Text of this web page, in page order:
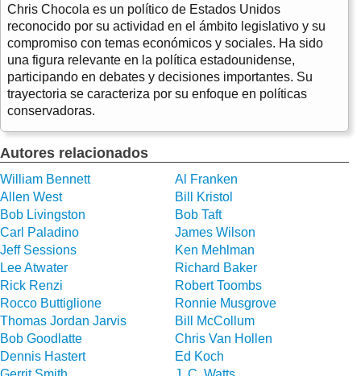
Chris Chocola es un político de Estados Unidos
reconocido por su actividad en el ámbito legislativo y su
compromiso con temas económicos y sociales. Ha sido
una figura relevante en la política estadounidense,
participando en debates y decisiones importantes. Su
trayectoria se caracteriza por su enfoque en políticas
conservadoras.
Autores relacionados
William Bennett
Al Franken
Allen West
Bill Kristol
Bob Livingston
Bob Taft
Carl Paladino
James Wilson
Jeff Sessions
Ken Mehlman
Lee Atwater
Richard Baker
Rick Renzi
Robert Toombs
Rocco Buttiglione
Ronnie Musgrove
Thomas Jordan Jarvis
Bill McCollum
Bob Goodlatte
Chris Van Hollen
Dennis Hastert
Ed Koch